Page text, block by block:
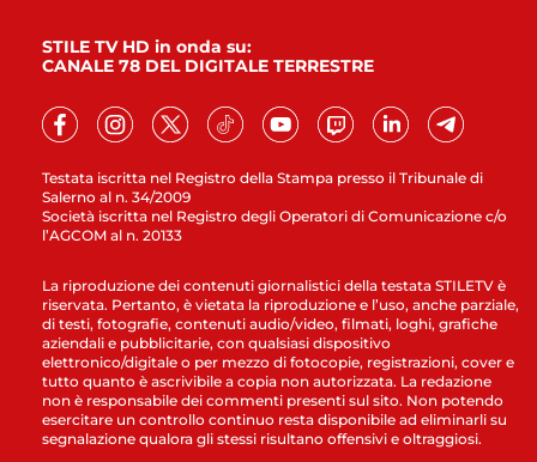
Testata iscritta nel Registro della Stampa presso il Tribunale di
Salerno al n. 34/2009
Società iscritta nel Registro degli Operatori di Comunicazione c/o
l’AGCOM al n. 20133
STILE TV HD in onda su:
CANALE 78 DEL DIGITALE TERRESTRE
La riproduzione dei contenuti giornalistici della testata STILETV è
riservata. Pertanto, è vietata la riproduzione e l’uso, anche parziale,
di testi, fotografie, contenuti audio/video, filmati, loghi, grafiche
aziendali e pubblicitarie, con qualsiasi dispositivo
elettronico/digitale o per mezzo di fotocopie, registrazioni, cover e
tutto quanto è ascrivibile a copia non autorizzata. La redazione
non è responsabile dei commenti presenti sul sito. Non potendo
esercitare un controllo continuo resta disponibile ad eliminarli su
segnalazione qualora gli stessi risultano offensivi e oltraggiosi.